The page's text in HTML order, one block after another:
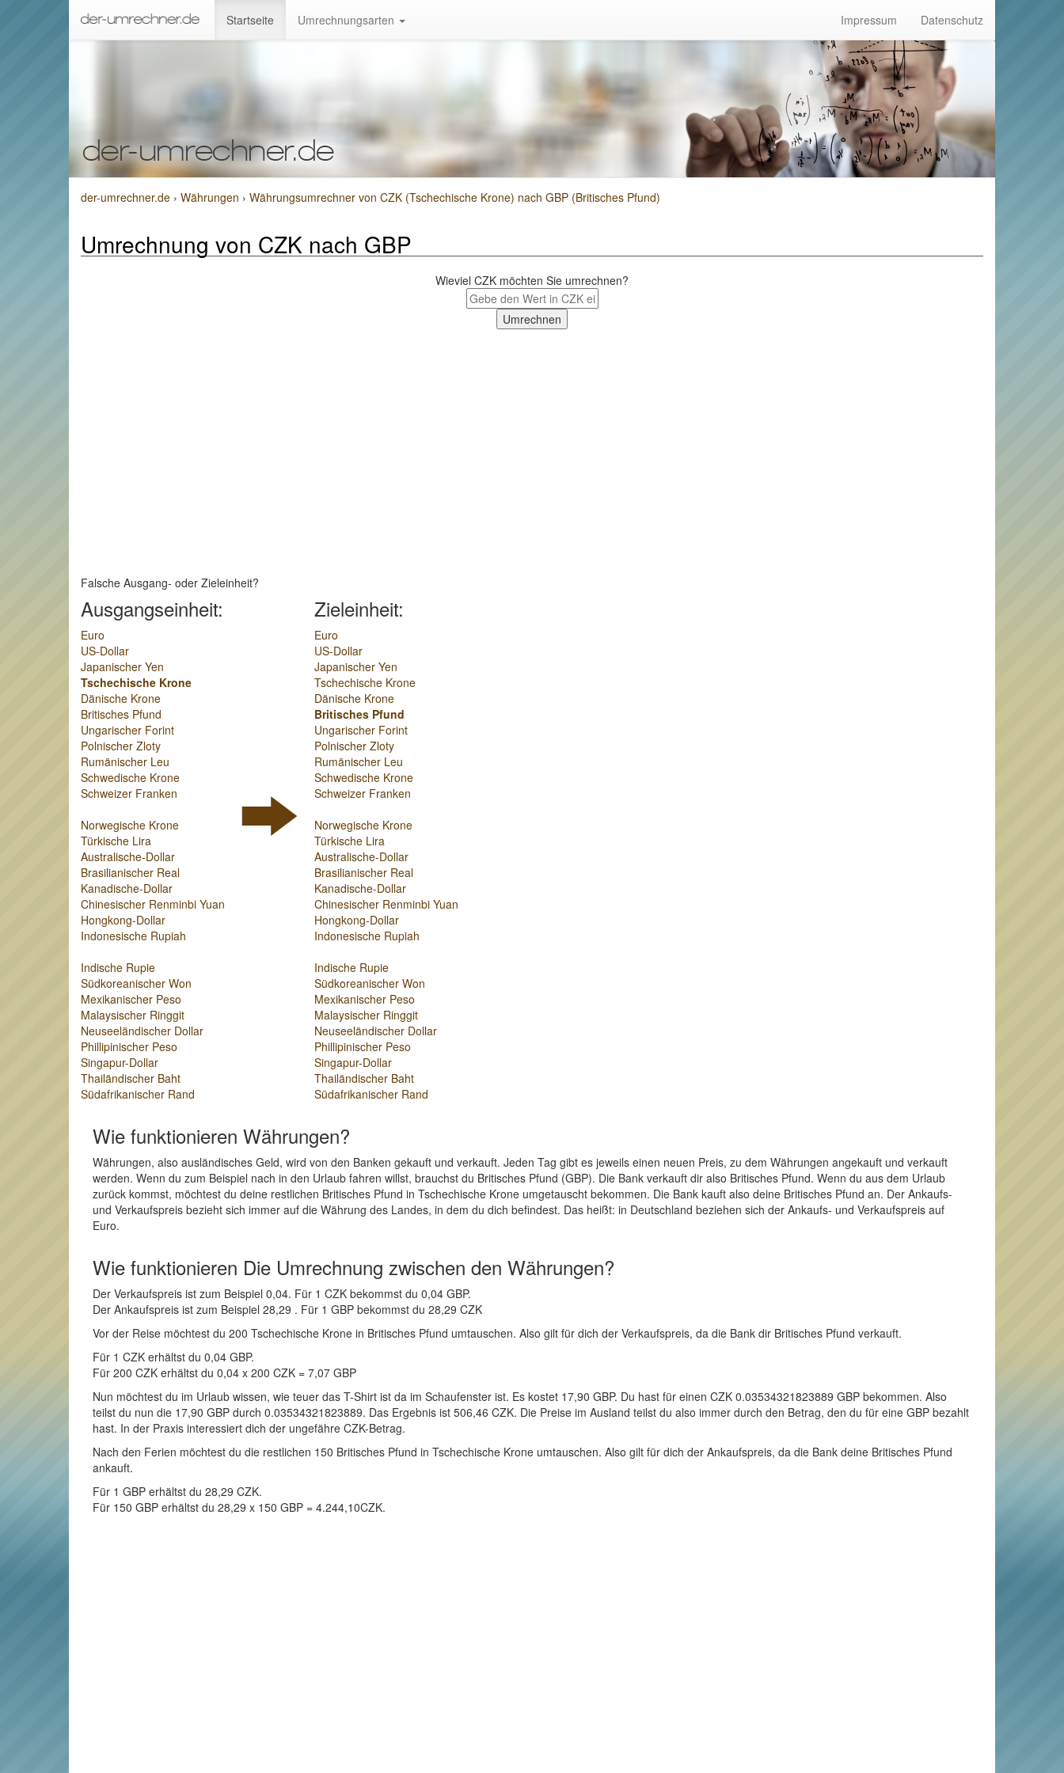
Startseite Umrechnungsarten Impressum Datenschutz
der-umrechner.de › Währungen › Währungsumrechner von CZK (Tschechische Krone) nach GBP (Britisches Pfund)
Umrechnung von CZK nach GBP
Wieviel CZK möchten Sie umrechnen?
Falsche Ausgang- oder Zieleinheit?
Ausgangseinheit:
Euro
US-Dollar
Japanischer Yen
Tschechische Krone
Dänische Krone
Britisches Pfund
Ungarischer Forint
Polnischer Zloty
Rumänischer Leu
Schwedische Krone
Schweizer Franken
Norwegische Krone
Türkische Lira
Australische-Dollar
Brasilianischer Real
Kanadische-Dollar
Chinesischer Renminbi Yuan
Hongkong-Dollar
Indonesische Rupiah
Indische Rupie
Südkoreanischer Won
Mexikanischer Peso
Malaysischer Ringgit
Neuseeländischer Dollar
Phillipinischer Peso
Singapur-Dollar
Thailändischer Baht
Südafrikanischer Rand
Zieleinheit:
Euro
US-Dollar
Japanischer Yen
Tschechische Krone
Dänische Krone
Britisches Pfund
Ungarischer Forint
Polnischer Zloty
Rumänischer Leu
Schwedische Krone
Schweizer Franken
Norwegische Krone
Türkische Lira
Australische-Dollar
Brasilianischer Real
Kanadische-Dollar
Chinesischer Renminbi Yuan
Hongkong-Dollar
Indonesische Rupiah
Indische Rupie
Südkoreanischer Won
Mexikanischer Peso
Malaysischer Ringgit
Neuseeländischer Dollar
Phillipinischer Peso
Singapur-Dollar
Thailändischer Baht
Südafrikanischer Rand
Wie funktionieren Währungen?
Währungen, also ausländisches Geld, wird von den Banken gekauft und verkauft. Jeden Tag gibt es jeweils einen neuen Preis, zu dem Währungen angekauft und verkauft
werden. Wenn du zum Beispiel nach in den Urlaub fahren willst, brauchst du Britisches Pfund (GBP). Die Bank verkauft dir also Britisches Pfund. Wenn du aus dem Urlaub
zurück kommst, möchtest du deine restlichen Britisches Pfund in Tschechische Krone umgetauscht bekommen. Die Bank kauft also deine Britisches Pfund an. Der Ankaufs-
und Verkaufspreis bezieht sich immer auf die Währung des Landes, in dem du dich befindest. Das heißt: in Deutschland beziehen sich der Ankaufs- und Verkaufspreis auf
Euro.
Wie funktionieren Die Umrechnung zwischen den Währungen?
Der Verkaufspreis ist zum Beispiel 0,04. Für 1 CZK bekommst du 0,04 GBP.
Der Ankaufspreis ist zum Beispiel 28,29 . Für 1 GBP bekommst du 28,29 CZK
Vor der Reise möchtest du 200 Tschechische Krone in Britisches Pfund umtauschen. Also gilt für dich der Verkaufspreis, da die Bank dir Britisches Pfund verkauft.
Für 1 CZK erhältst du 0,04 GBP.
Für 200 CZK erhältst du 0,04 x 200 CZK = 7,07 GBP
Nun möchtest du im Urlaub wissen, wie teuer das T-Shirt ist da im Schaufenster ist. Es kostet 17,90 GBP. Du hast für einen CZK 0.03534321823889 GBP bekommen. Also
teilst du nun die 17,90 GBP durch 0.03534321823889. Das Ergebnis ist 506,46 CZK. Die Preise im Ausland teilst du also immer durch den Betrag, den du für eine GBP bezahlt
hast. In der Praxis interessiert dich der ungefähre CZK-Betrag.
Nach den Ferien möchtest du die restlichen 150 Britisches Pfund in Tschechische Krone umtauschen. Also gilt für dich der Ankaufspreis, da die Bank deine Britisches Pfund
ankauft.
Für 1 GBP erhältst du 28,29 CZK.
Für 150 GBP erhältst du 28,29 x 150 GBP = 4.244,10CZK.